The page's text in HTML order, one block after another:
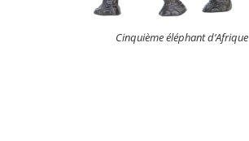
Cinquième éléphant d’Afrique